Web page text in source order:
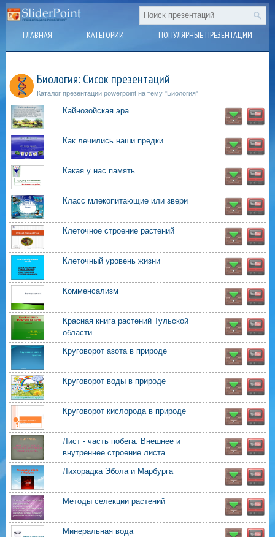
ГЛАВНАЯ КАТЕГОРИИ ПОПУЛЯРНЫЕ ПРЕЗЕНТАЦИИ
Биология: Сисок презентаций
Каталог презентаций powerpoint на тему "Биология"
Кайнозойская эра
Как лечились наши предки
Какая у нас память
Класс млекопитающие или звери
Клеточное строение растений
Клеточный уровень жизни
Комменсализм
Красная книга растений Тульской
области
Круговорот азота в природе
Круговорот воды в природе
Круговорот кислорода в природе
Лист - часть побега. Внешнее и
внутреннее строение листа
Лихорадка Эбола и Марбурга
Методы селекции растений
Минеральная вода